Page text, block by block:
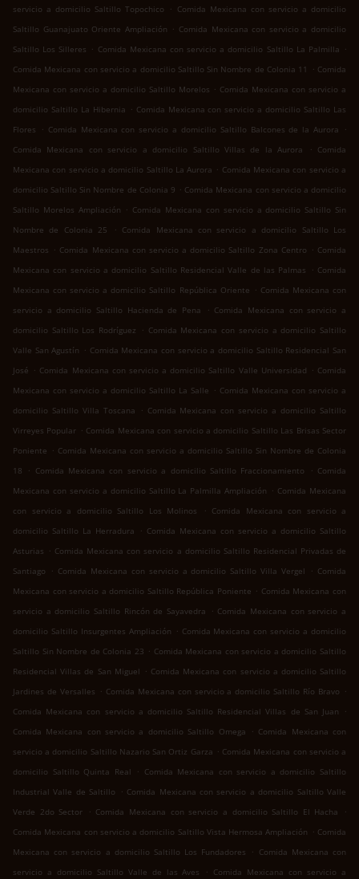
servicio a domicilio Saltillo Topochico
. Comida Mexicana con servicio a domicilio
Saltillo Guanajuato Oriente Ampliación . Comida Mexicana con servicio a domicilio
Saltillo Los Silleres . Comida Mexicana con servicio a domicilio Saltillo La Palmilla .
Comida Mexicana con servicio a domicilio Saltillo Sin Nombre de Colonia 11
. Comida
Mexicana con servicio a domicilio Saltillo Morelos . Comida Mexicana con servicio a
domicilio Saltillo La Hibernia . Comida Mexicana con servicio a domicilio Saltillo Las
Flores
. Comida Mexicana con servicio a domicilio Saltillo Balcones de la Aurora
.
Comida Mexicana con servicio a domicilio Saltillo Villas de la Aurora
. Comida
Mexicana con servicio a domicilio Saltillo La Aurora . Comida Mexicana con servicio a
domicilio Saltillo Sin Nombre de Colonia 9 . Comida Mexicana con servicio a domicilio
Saltillo Morelos Ampliación . Comida Mexicana con servicio a domicilio Saltillo Sin
Nombre de Colonia 25
. Comida Mexicana con servicio a domicilio Saltillo Los
Maestros . Comida Mexicana con servicio a domicilio Saltillo Zona Centro . Comida
Mexicana con servicio a domicilio Saltillo Residencial Valle de las Palmas
. Comida
Mexicana con servicio a domicilio Saltillo República Oriente . Comida Mexicana con
servicio a domicilio Saltillo Hacienda de Pena
. Comida Mexicana con servicio a
domicilio Saltillo Los Rodríguez
. Comida Mexicana con servicio a domicilio Saltillo
Valle San Agustín . Comida Mexicana con servicio a domicilio Saltillo Residencial San
José . Comida Mexicana con servicio a domicilio Saltillo Valle Universidad . Comida
Mexicana con servicio a domicilio Saltillo La Salle . Comida Mexicana con servicio a
domicilio Saltillo Villa Toscana
. Comida Mexicana con servicio a domicilio Saltillo
Virreyes Popular . Comida Mexicana con servicio a domicilio Saltillo Las Brisas Sector
Poniente . Comida Mexicana con servicio a domicilio Saltillo Sin Nombre de Colonia
18
. Comida Mexicana con servicio a domicilio Saltillo Fraccionamiento . Comida
Mexicana con servicio a domicilio Saltillo La Palmilla Ampliación . Comida Mexicana
con servicio a domicilio Saltillo Los Molinos
. Comida Mexicana con servicio a
domicilio Saltillo La Herradura
. Comida Mexicana con servicio a domicilio Saltillo
Asturias . Comida Mexicana con servicio a domicilio Saltillo Residencial Privadas de
Santiago
. Comida Mexicana con servicio a domicilio Saltillo Villa Vergel . Comida
Mexicana con servicio a domicilio Saltillo República Poniente . Comida Mexicana con
servicio a domicilio Saltillo Rincón de Sayavedra
. Comida Mexicana con servicio a
domicilio Saltillo Insurgentes Ampliación . Comida Mexicana con servicio a domicilio
Saltillo Sin Nombre de Colonia 23 . Comida Mexicana con servicio a domicilio Saltillo
Residencial Villas de San Miguel . Comida Mexicana con servicio a domicilio Saltillo
Jardines de Versalles . Comida Mexicana con servicio a domicilio Saltillo Río Bravo .
Comida Mexicana con servicio a domicilio Saltillo Residencial Villas de San Juan
.
Comida Mexicana con servicio a domicilio Saltillo Omega
. Comida Mexicana con
servicio a domicilio Saltillo Nazario San Ortiz Garza . Comida Mexicana con servicio a
domicilio Saltillo Quinta Real
. Comida Mexicana con servicio a domicilio Saltillo
Industrial Valle de Saltillo
. Comida Mexicana con servicio a domicilio Saltillo Valle
Verde 2do Sector
. Comida Mexicana con servicio a domicilio Saltillo El Hacha
.
Comida Mexicana con servicio a domicilio Saltillo Vista Hermosa Ampliación . Comida
Mexicana con servicio a domicilio Saltillo Los Fundadores
. Comida Mexicana con
servicio a domicilio Saltillo Valle de las Aves
. Comida Mexicana con servicio a